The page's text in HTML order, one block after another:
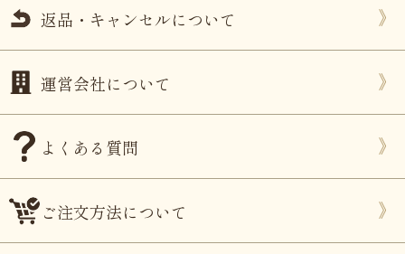
返品・キャンセルについて
運営会社について
よくある質問
ご注文方法について